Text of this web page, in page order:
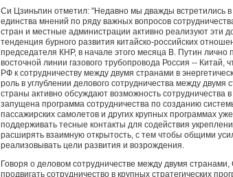
Си Цзиньпин отметил: "Недавно мы дважды встретились
единства мнений по ряду важных вопросов
стран и местные администрации активно реализуют эти
тенденция бурного развития китайско-российских
председателя КНР, в начале этого месяца В. Путин лично
восточной линии газового трубопровода Россия --
РФ к сотрудничеству между двумя странами в
роль в углублении делового сотрудничества между
страны активно обсуждают возможность сотрудничества
запущена программа сотрудничества по созданию
пассажирских самолетов и других крупных программах
поддерживать тесные контакты для содействия
расширять взаимную открытость, с тем чтобы общими
реализовывать цели развития и возрождения.
Говоря о деловом сотрудничестве между двумя
продвигать сотрудничество в крупных стратегических